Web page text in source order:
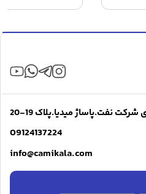
۱۴,۸۸۹,۰۰۰ تومان
نفت.پاساژ میدیا.پلاک 19-20
09124137224
info@camikala.com